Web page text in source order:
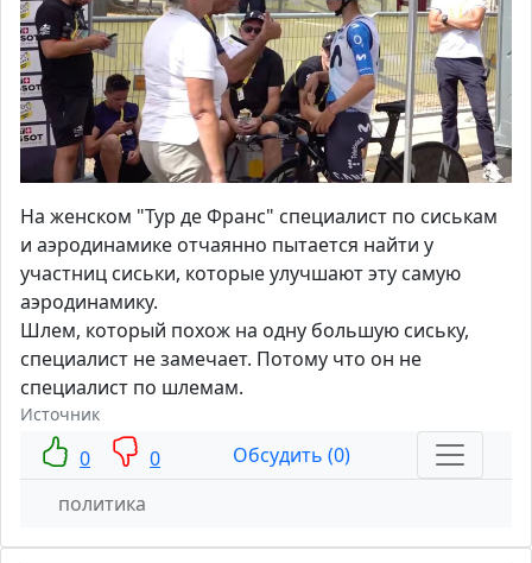
На женском "Тур де Франс" специалист по сиськам
и аэродинамике отчаянно пытается найти у
участниц сиськи, которые улучшают эту самую
аэродинамику.
Шлем, который похож на одну большую сиську,
специалист не замечает. Потому что он не
специалист по шлемам.
Источник
0 0
Обсудить (0)
политика